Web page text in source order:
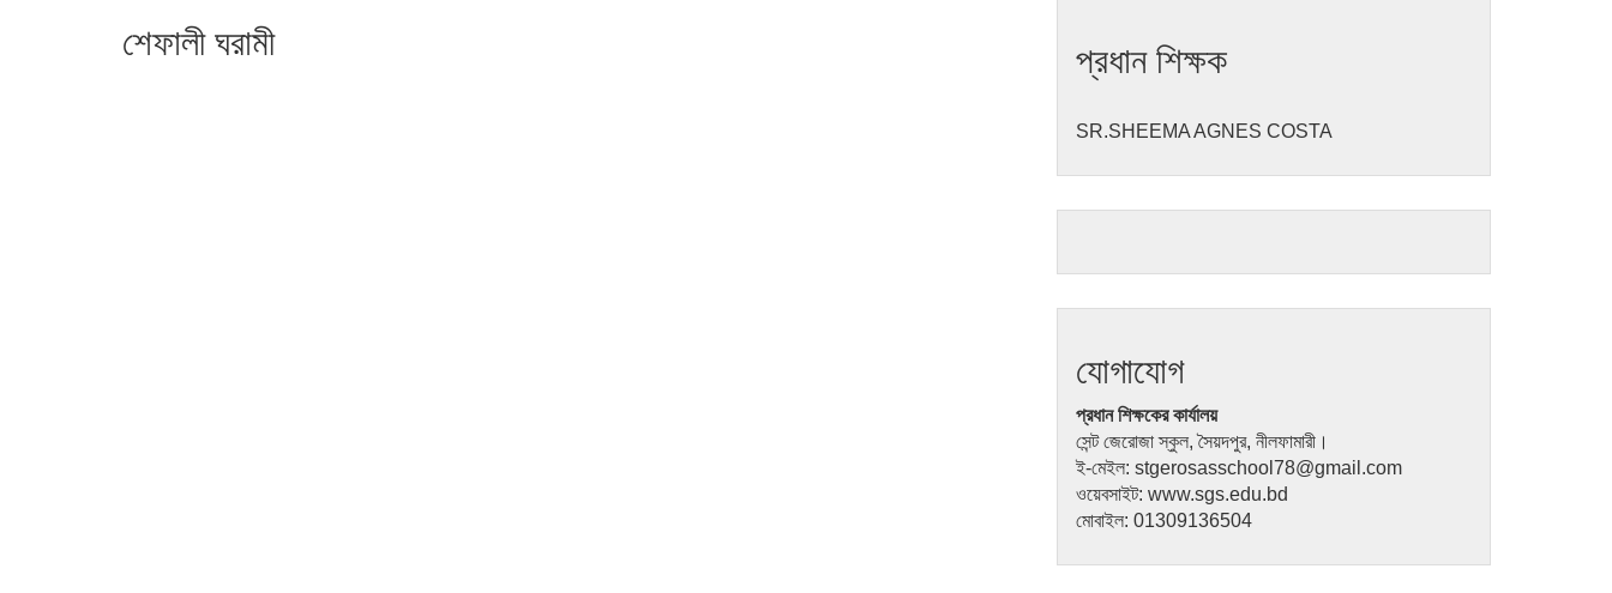
শেফালী ঘরামী প্রধান শিক্ষক
SR.SHEEMA AGNES COSTA
যোগাযোগ
প্রধান শিক্ষকের কার্যালয়
সেন্ট জেরোজা স্কুল, সৈয়দপুর, নীলফামারী।
ই-মেইল: stgerosasschool78@gmail.com
ওয়েবসাইট: www.sgs.edu.bd
মোবাইল: 01309136504